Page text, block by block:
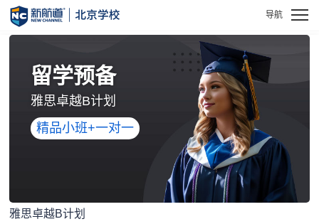
留学预备
雅思卓越B计划
精品小班+一对一
雅思卓越B计划